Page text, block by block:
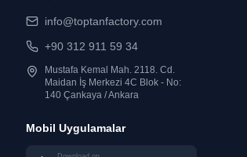
info@toptanfactory.com
+90 312 911 59 34
Mustafa Kemal Mah. 2118. Cd.
Maidan İş Merkezi 4C Blok - No:
140 Çankaya / Ankara
Mobil Uygulamalar